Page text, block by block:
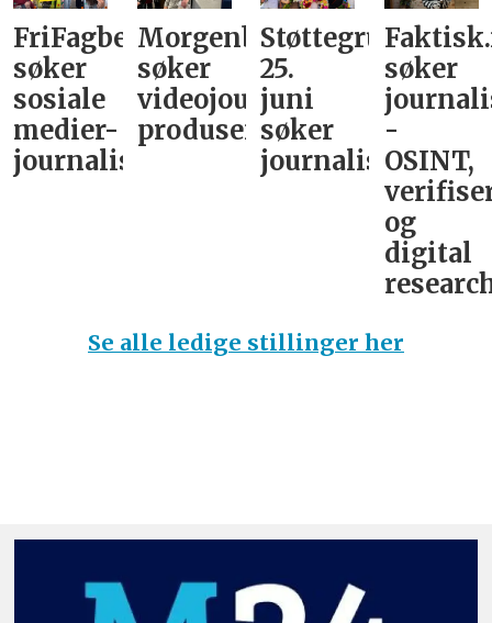
FriFagbevegelse
søker
sosiale
medier-
journalist
Morgenbladet
søker
videojournalist/podkast-
produsent
Støttegruppa
25.
juni
søker
journalist
søker
-
OSINT,
og
digital
Se alle ledige stillinger her